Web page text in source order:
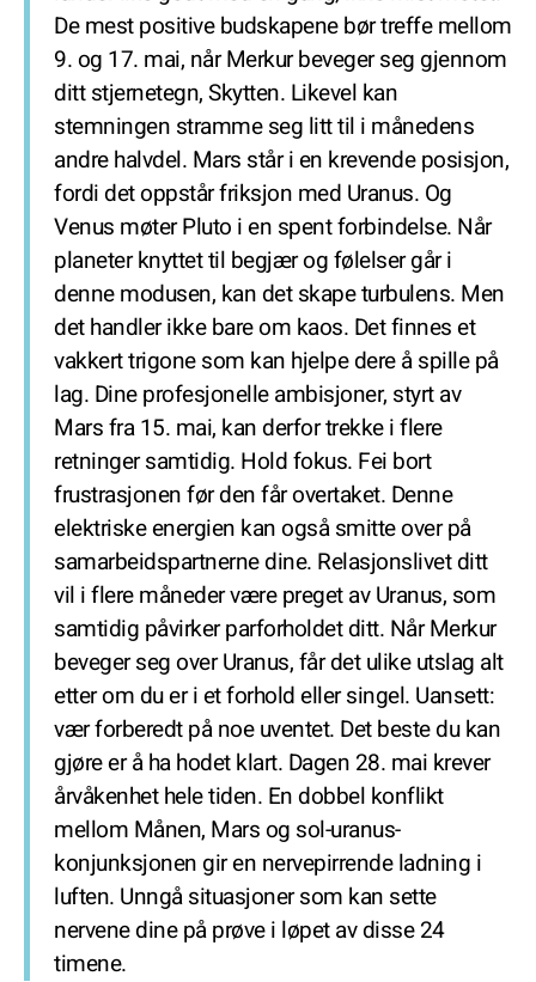
De mest positive budskapene bør treffe mellom
9. og 17. mai, når Merkur beveger seg gjennom
ditt stjernetegn, Skytten. Likevel kan
stemningen stramme seg litt til i månedens
andre halvdel. Mars står i en krevende posisjon,
fordi det oppstår friksjon med Uranus. Og
Venus møter Pluto i en spent forbindelse. Når
planeter knyttet til begjær og følelser går i
denne modusen, kan det skape turbulens. Men
det handler ikke bare om kaos. Det finnes et
vakkert trigone som kan hjelpe dere å spille på
lag. Dine profesjonelle ambisjoner, styrt av
Mars fra 15. mai, kan derfor trekke i flere
retninger samtidig. Hold fokus. Fei bort
frustrasjonen før den får overtaket. Denne
elektriske energien kan også smitte over på
samarbeidspartnerne dine. Relasjonslivet ditt
vil i flere måneder være preget av Uranus, som
samtidig påvirker parforholdet ditt. Når Merkur
beveger seg over Uranus, får det ulike utslag alt
etter om du er i et forhold eller singel. Uansett:
vær forberedt på noe uventet. Det beste du kan
gjøre er å ha hodet klart. Dagen 28. mai krever
årvåkenhet hele tiden. En dobbel konflikt
mellom Månen, Mars og sol-uranus-
konjunksjonen gir en nervepirrende ladning i
luften. Unngå situasjoner som kan sette
nervene dine på prøve i løpet av disse 24
timene.